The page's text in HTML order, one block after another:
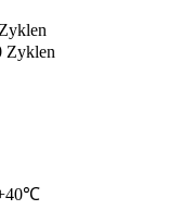
Zyklen